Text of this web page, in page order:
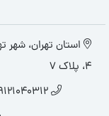
استان تهران، شهر
4، پلاک 7
_ 021-33929194 _ 021-36615383